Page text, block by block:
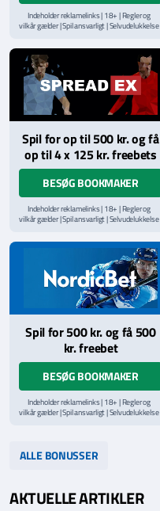
Indeholder reklamelinks | 18+ | Regler og
vilkår gælder | Spil ansvarligt | Selvudelukkelse
hjælpelinje påStopSpillet.dk
Spil for op til 500 kr. og få
op til 4 x 125 kr. freebets
BESØG BOOKMAKER
Indeholder reklamelinks | 18+ | Regler og
vilkår gælder | Spil ansvarligt | Selvudelukkelse
hjælpelinje påStopSpillet.dk
Læs vilkår og betingelserher
Spil for 500 kr. og få 500
kr. freebet
BESØG BOOKMAKER
Indeholder reklamelinks | 18+ | Regler og
vilkår gælder | Spil ansvarligt | Selvudelukkelse
ALLE BONUSSER
AKTUELLE ARTIKLER